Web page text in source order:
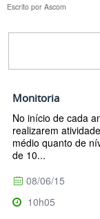
Escrito por Ascom
Monitoria
No início de cada
realizarem
médio quanto de
de 10...
08/06/15
10h05